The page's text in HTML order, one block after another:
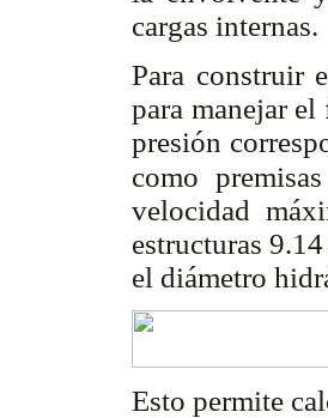
cargas internas.
Para construir
para manejar
presión
como
velocidad
estructuras
el diámetro
Esto permite